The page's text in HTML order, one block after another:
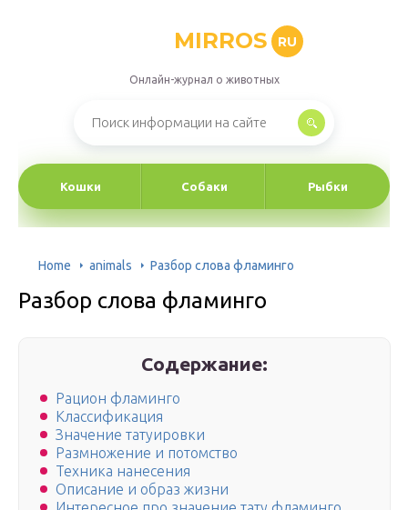
MIRROS RU
Онлайн-журнал о животных
Кошки Собаки Рыбки
Home animals Разбор слова фламинго
Разбор слова фламинго
Содержание:
Рацион фламинго
Классификация
Значение татуировки
Размножение и потомство
Техника нанесения
Описание и образ жизни